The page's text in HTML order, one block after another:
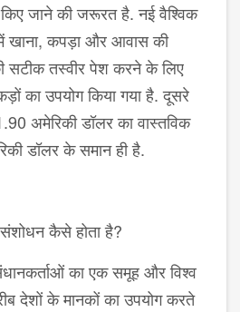
जाने की जरूरत है. नई वैश्विक
खाना,कपड़ा और आवास की
सटीक तस्वीर पेश करने के लिए
का उपयोग किया गया है. दूसरे
अमेरिकी डॉलर का वास्तविक
डॉलर के समान ही है.
संशोधन कैसे होता है?
का एक समूह और विश्व
देशों के मानकों का उपयोग करते